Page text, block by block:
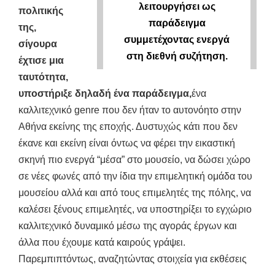
λειτουργήσει ως
παράδειγμα
συμμετέχοντας ενεργά
στη διεθνή συζήτηση.
πολιτικής
της,
σίγουρα
έχτισε μια
ταυτότητα,
υποστήριξε δηλαδή ένα παράδειγμα,ένα
καλλιτεχνικό genre που δεν ήταν το αυτονόητο στην
Αθήνα εκείνης της εποχής. Δυστυχώς κάτι που δεν
έκανε και εκείνη είναι όντως να φέρει την εικαστική
σκηνή πιο ενεργά “μέσα” στο μουσείο, να δώσει χώρο
σε νέες φωνές από την ίδια την επιμελητική ομάδα του
μουσείου αλλά και από τους επιμελητές της πόλης, να
καλέσει ξένους επιμελητές, να υποστηρίξει το εγχώριο
καλλιτεχνικό δυναμικό μέσω της αγοράς έργων και
άλλα που έχουμε κατά καιρούς γράψει.
Παρεμπιπτόντως, αναζητώντας στοιχεία για εκθέσεις